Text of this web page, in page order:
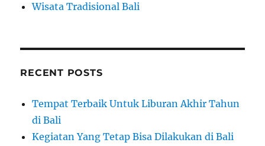
Wisata Tradisional Bali
RECENT POSTS
Tempat Terbaik Untuk Liburan Akhir Tahun
di Bali
Kegiatan Yang Tetap Bisa Dilakukan di Bali